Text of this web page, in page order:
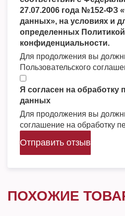
27.07.2006 года №152-ФЗ
данных», на условиях и
определенных Политикой
конфиденциальности.
Для продолжения вы
Пользовательского
Я согласен на обработку
данных
Для продолжения вы
соглашение на обработку
Отправить отзыв
ПОХОЖИЕ